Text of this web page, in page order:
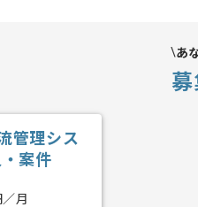
あ
管理シス
案件
／月